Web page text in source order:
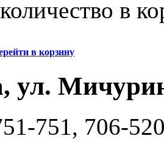
в
в корзину
ул.
751, 706-